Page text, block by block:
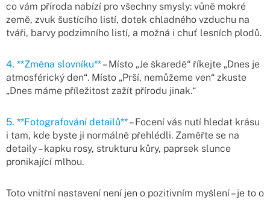
co vám příroda nabízí pro všechny smysly: vůně mokré
země, zvuk šustícího listí, dotek chladného vzduchu na
tváři, barvy podzimního listí, a možná i chuť lesních plodů.
4. **Změna slovníku**– Místo „Je škaredě“ říkejte „Dnes je
atmosférický den“. Místo „Prší, nemůžeme ven“ zkuste
„Dnes máme příležitost zažít přírodu jinak.“
5. **Fotografování detailů**– Focení vás nutí hledat krásu
i tam, kde byste ji normálně přehlédli. Zaměřte se na
detaily – kapku rosy, strukturu kůry, paprsek slunce
pronikající mlhou.
Toto vnitřní nastavení není jen o pozitivním myšlení – je to o